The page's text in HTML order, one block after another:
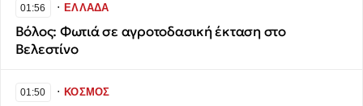
01:56 ∙ΕΛΛΑΔΑ
Βόλος: Φωτιά σε αγροτοδασική έκταση στο
Βελεστίνο
01:50 ∙ΚΟΣΜΟΣ